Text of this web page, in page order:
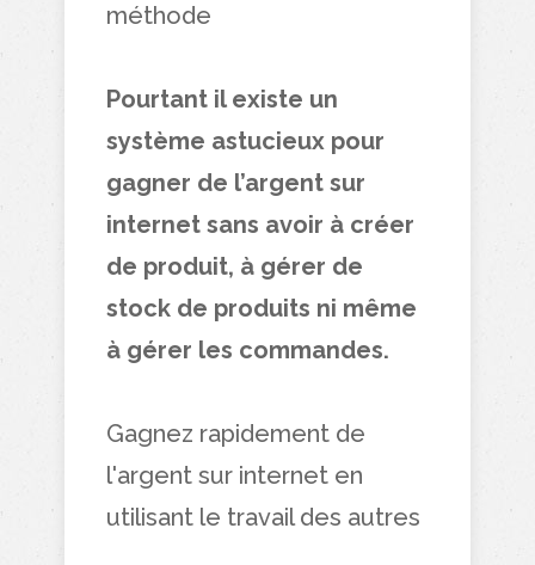
méthode
Pourtant il existe un
système astucieux pour
gagner de l’argent sur
internet sans avoir à créer
de produit, à gérer de
stock de produits ni même
à gérer les commandes.
Gagnez rapidement de
l'argent sur internet en
utilisant le travail des autres